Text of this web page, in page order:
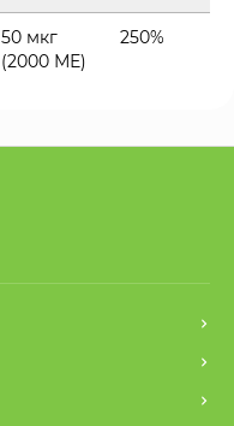
50 мкг
(2000 МЕ)
250%